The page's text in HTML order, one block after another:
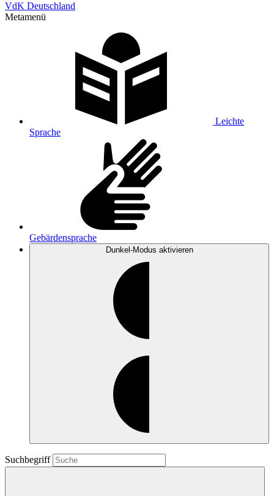
VdK Deutschland
Metamenü
Leichte
Sprache
Gebärdensprache
Dunkel-Modus aktivieren
Suchbegriff